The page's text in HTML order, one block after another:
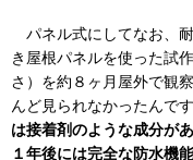
パネル式にしてなお、
き屋根パネルを使った試
さ）を約８ヶ月屋外で観
んど見られなかったんで
は接着剤のような成分が
１年後には完全な防水機